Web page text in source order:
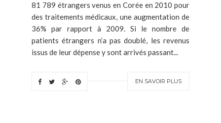
81 789 étrangers venus en Corée en 2010 pour
des traitements médicaux, une augmentation de
36% par rapport à 2009. Si le nombre de
patients étrangers n’a pas doublé, les revenus
issus de leur dépense y sont arrivés passant...
EN SAVOIR PLUS